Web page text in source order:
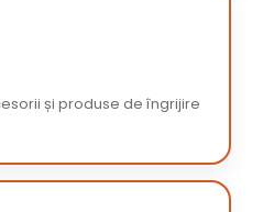
și produse de îngrijire